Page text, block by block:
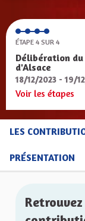
ÉTAPE 4 SUR 4
Délibération
d'Alsace
18/12/2023 - 19/
Voir les étapes
LES
PRÉSENTATION